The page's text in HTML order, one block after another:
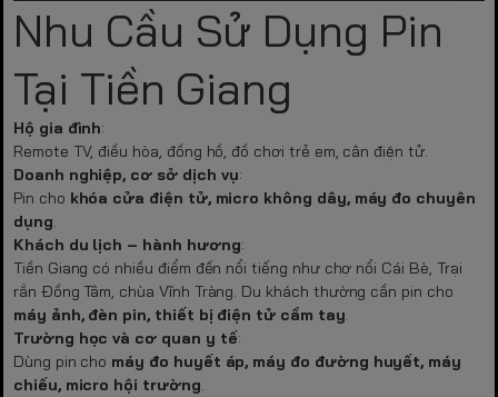
Nhu Cầu Sử Dụng Pin
Tại Tiền Giang
Hộ gia đình:
Remote TV, điều hòa, đồng hồ, đồ chơi trẻ em, cân điện tử.
Doanh nghiệp, cơ sở dịch vụ:
Pin cho khóa cửa điện tử, micro không dây, máy đo chuyên
dụng.
Khách du lịch – hành hương:
Tiền Giang có nhiều điểm đến nổi tiếng như chợ nổi Cái Bè, Trại
rắn Đồng Tâm, chùa Vĩnh Tràng. Du khách thường cần pin cho
máy ảnh, đèn pin, thiết bị điện tử cầm tay.
Trường học và cơ quan y tế:
Dùng pin cho máy đo huyết áp, máy đo đường huyết, máy
chiếu, micro hội trường.